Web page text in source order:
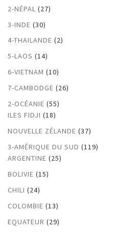
2-NÉPAL (27)
3-INDE (30)
4-THAILANDE (2)
5-LAOS (14)
6-VIETNAM (10)
7-CAMBODGE (26)
2-OCÉANIE (55)
ILES FIDJI (18)
NOUVELLE ZÉLANDE (37)
3-AMÉRIQUE DU SUD (119)
ARGENTINE (25)
BOLIVIE (15)
CHILI (24)
COLOMBIE (13)
EQUATEUR (29)